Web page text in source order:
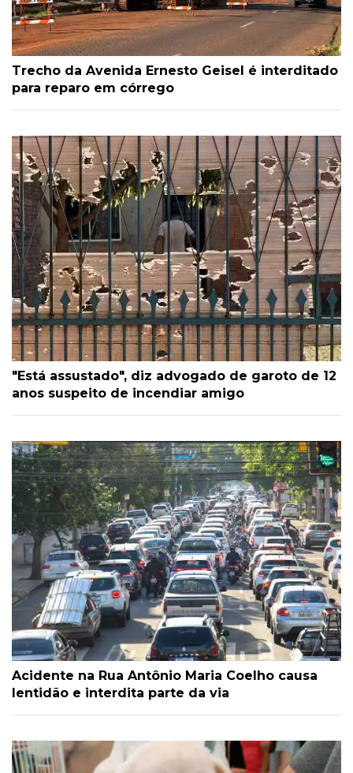
Trecho da Avenida Ernesto Geisel é interditado
para reparo em córrego
"Está assustado", diz advogado de garoto de 12
anos suspeito de incendiar amigo
Acidente na Rua Antônio Maria Coelho causa
lentidão e interdita parte da via